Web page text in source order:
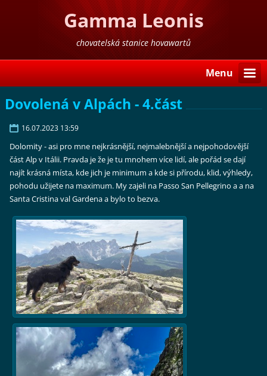
Gamma Leonis
chovatelská stanice hovawartů
Menu
Dovolená v Alpách - 4.část
16.07.2023 13:59
Dolomity - asi pro mne nejkrásnější, nejmalebnější a nejpohodovější
část Alp v Itálii. Pravda je že je tu mnohem více lidí, ale pořád se dají
najít krásná místa, kde jich je minimum a kde si přírodu, klid, výhledy,
pohodu užijete na maximum. My zajeli na Passo San Pellegrino a a na
Santa Cristina val Gardena a bylo to bezva.